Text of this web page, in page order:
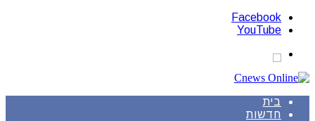
Facebook
YouTube
בית
חדשות